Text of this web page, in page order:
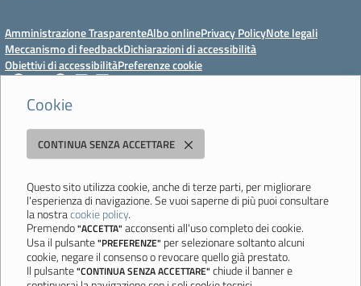
Cookie
CONTINUA SENZA ACCETTARE
Questo sito utilizza cookie, anche di terze parti, per migliorare
l'esperienza di navigazione. Se vuoi saperne di più puoi consultare
la nostracookie policy.
Premendo"ACCETTA" acconsenti all'uso completo dei cookie.
Usa il pulsante"PREFERENZE" per selezionare soltanto alcuni
cookie, negare il consenso o revocare quello già prestato.
Il pulsante"CONTINUA SENZA ACCETTARE" chiude il banner e
Amministrazione TrasparenteAlbo onlinePrivacy PolicyNote legali
Meccanismo di feedbackDichiarazioni di accessibilità
Obiettivi di accessibilitàPreferenze cookie
Istituto Professionale Statale Socio-Commerciale-Artigianale "Cattaneo -
Deledda"
351005 - Email:morc08000g@istruzione.it- PEC:
morc08000g@pec.istruzione.it
Codice meccanografico: MORC08000G - C.F. 94177200360
Ultimo aggiornamento: Mercoledì, 29 Luglio 2026 ore 10:08